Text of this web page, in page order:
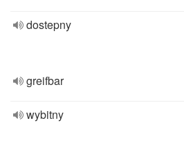
dostepny
greifbar
wybitny